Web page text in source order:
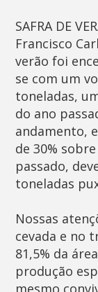
SAFRA DE
Francisco
verão foi
se com um
toneladas,
do ano
andamento,
de 30%
passado,
toneladas
Nossas
cevada e no
81,5% da
produção
mesmo